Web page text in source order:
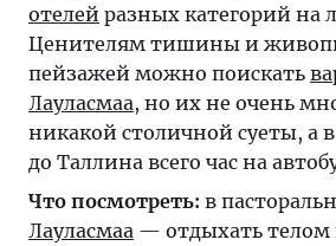
отелей разных категорий на
Ценителям тишины и
пейзажей можно поискать
Лауласмаа, но их не очень
никакой столичной суеты, а
до Таллина всего час на
Что посмотреть: в
Лауласмаа — отдыхать телом